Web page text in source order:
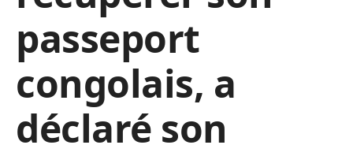
passeport
congolais, a
déclaré son